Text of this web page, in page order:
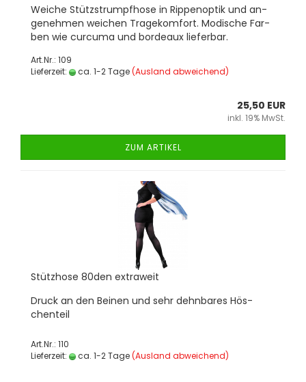
Wei­che Stütz­strumpf­ho­se in Rip­pen­op­tik und an­
ge­neh­men wei­chen Tra­ge­kom­fort. Mo­di­sche Far­
ben wie cur­cu­ma und bor­deaux lie­fer­bar.
Art.Nr.: 109
Lieferzeit:
ca. 1-2 Tage(Ausland abweichend)
25,50 EUR
inkl. 19% MwSt.
ZUM ARTIKEL
Stütz­ho­se 80den ex­tra­weit
Druck an den Bei­nen und sehr dehn­ba­res Hös­
chen­teil
Art.Nr.: 110
Lieferzeit:
ca. 1-2 Tage(Ausland abweichend)